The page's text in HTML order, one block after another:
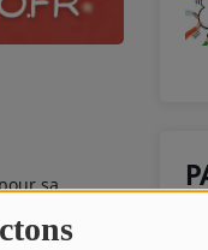
sa
et
les talents